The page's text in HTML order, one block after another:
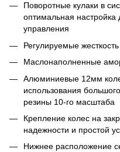
Поворотные кулаки в
оптимальная
управления
Регулируемые
Маслонаполненные
Алюминиевые 12мм
использования
резины 10-го масштаба
Крепление колес на
надежности и простой
Нижнее расположение